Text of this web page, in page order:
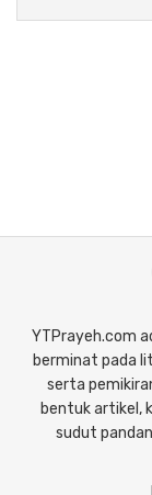
YTPrayeh.com
berminat pada
serta
bentuk artikel,
sudut